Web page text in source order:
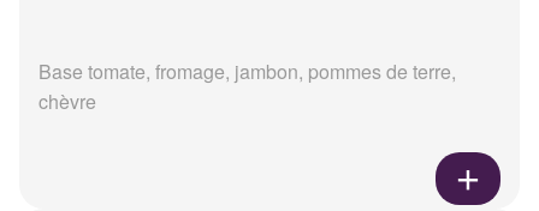
Base tomate, fromage, jambon, pommes de terre,
chèvre